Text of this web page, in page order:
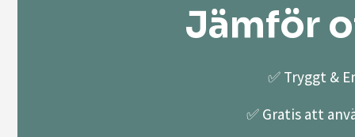
Jämför
✅ Tryggt &
✅ Gratis att